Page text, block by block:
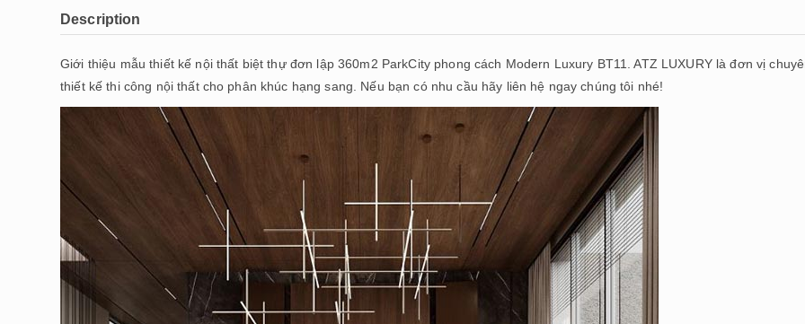
Description
Giới thiệu mẫu thiết kế nội thất biệt thự đơn lập 360m2 ParkCity phong cách Modern Luxury BT11. ATZ LUXURY là đơn vị
thiết kế thi công nội thất cho phân khúc hạng sang. Nếu bạn có nhu cầu hãy liên hệ ngay chúng tôi nhé!